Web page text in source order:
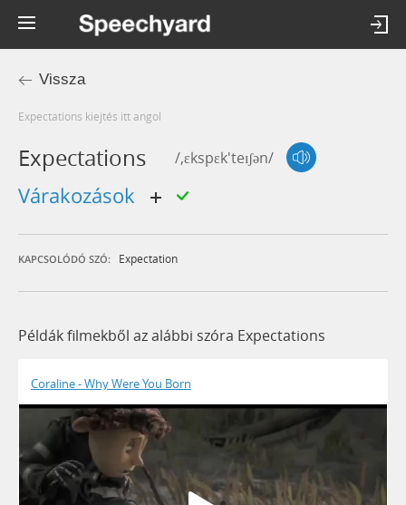
Vissza
expectations kiejtés itt angol
Expectations /,ɛkspɛk'teɪʃən/
várakozások
KAPCSOLÓDÓ SZÓ: Expectation
Példák filmekből az alábbi szóra Expectations
Coraline - Why Were You Born